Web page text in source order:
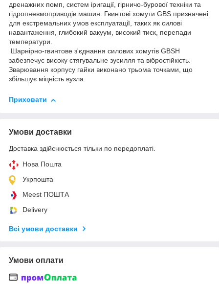
дренажних помп, систем іригації, гірничо-бурової техніки та
гідропневмоприводів машин. Гвинтові хомути GBS призначені
для екстремальних умов експлуатації, таких як силові
навантаження, глибокий вакуум, високий тиск, перепади
температури.
Шарнірно-гвинтове з'єднання силових хомутів GBSH
забезпечує високу стягувальне зусилля та вібростійкість.
Зварювання корпусу гайки виконано трьома точками, що
збільшує міцність вузла.
Приховати
Умови доставки
Доставка здійснюється тільки по передоплаті.
Нова Пошта
Укрпошта
Meest ПОШТА
Delivery
Всі умови доставки
Умови оплати